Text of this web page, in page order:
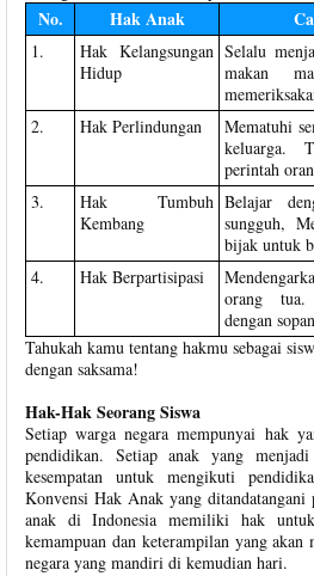
No. Hak Anak
1.
Hak Kelangsungan
Hidup
Selalu
makan
2.
Hak Perlindungan
Mematuhi
keluarga.
perintah
3.
Hak Tumbuh
Kembang
Belajar
sungguh,
bijak untuk
4.
Hak Berpartisipasi
orang tua.
dengan
Tahukah kamu tentang hakmu sebagai
dengan saksama!
Hak-Hak Seorang Siswa
Setiap warga negara mempunyai hak
pendidikan. Setiap anak yang
kesempatan untuk mengikuti
Konvensi Hak Anak yang ditandatangani
anak di Indonesia memiliki hak untuk
kemampuan dan keterampilan yang akan
negara yang mandiri di kemudian hari.